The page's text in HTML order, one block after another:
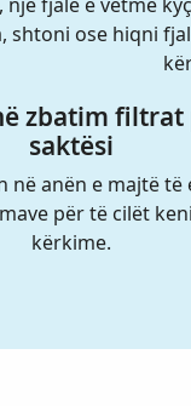
shtoni ose hiqni
zbatim filtrat
saktësi
në anën e majtë të
për të cilët
kërkime.